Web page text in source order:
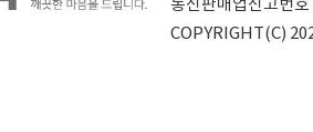
COPYRIGHT(C)